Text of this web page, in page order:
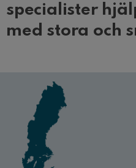
specialister
med stora och